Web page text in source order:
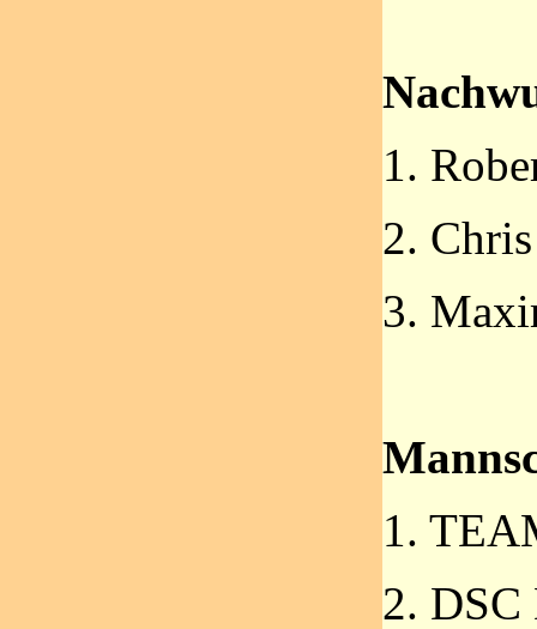
1.
2.
3.
1.
2.